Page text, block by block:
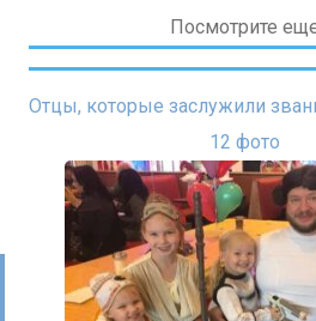
Посмотрите
Отцы, которые заслужили
12 фото